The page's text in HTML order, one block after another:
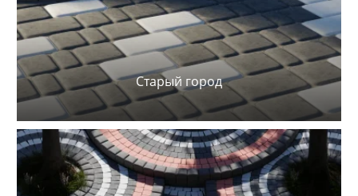
Старый город